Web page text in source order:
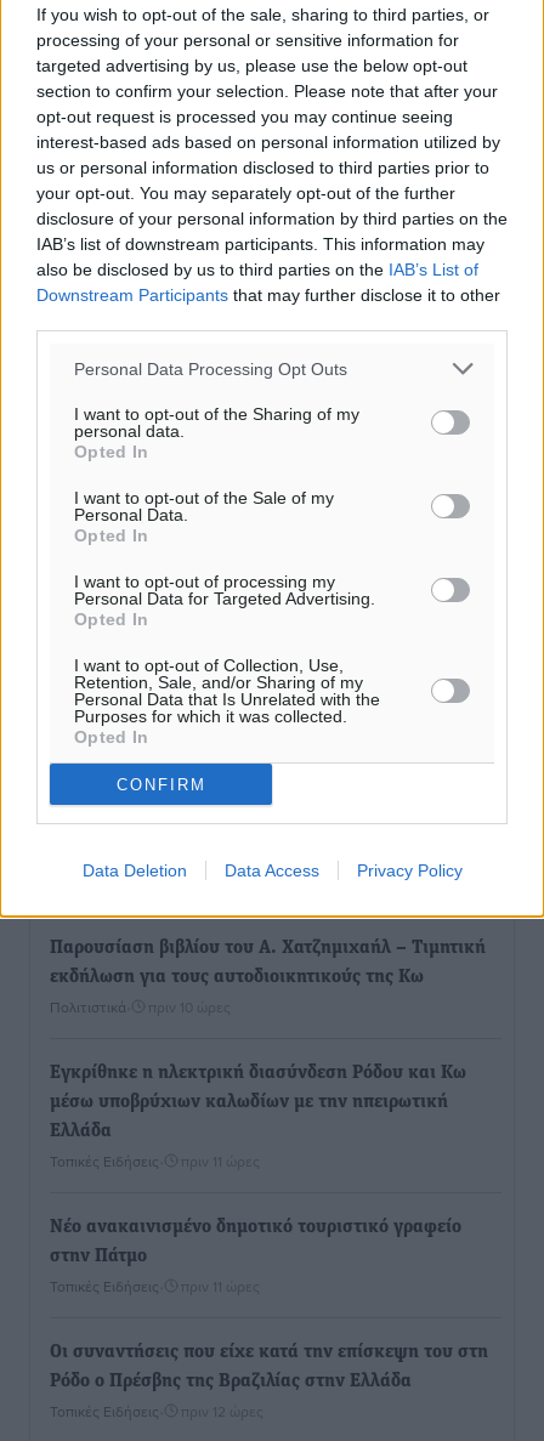
If you wish to opt-out of the sale, sharing to third parties, or
processing of your personal or sensitive information for
targeted advertising by us, please use the below opt-out
section to confirm your selection. Please note that after your
opt-out request is processed you may continue seeing
interest-based ads based on personal information utilized by
us or personal information disclosed to third parties prior to
your opt-out. You may separately opt-out of the further
disclosure of your personal information by third parties on the
IAB’s list of downstream participants. This information may
also be disclosed by us to third parties on the IAB’s List of
Downstream Participants that may further disclose it to other
Personal Data Processing Opt Outs
I want to opt-out of the Sharing of my
personal data.
Opted In
I want to opt-out of the Sale of my
Personal Data.
Opted In
I want to opt-out of processing my
Personal Data for Targeted Advertising.
Opted In
I want to opt-out of Collection, Use,
Retention, Sale, and/or Sharing of my
Personal Data that Is Unrelated with the
Purposes for which it was collected.
Opted In
CONFIRM
Data Deletion Data Access Privacy Policy
Η Meridiam ξεκλειδώνει τις έρευνες βυθού στη
Τοπικές Ειδήσεις• πριν 9 ώρες
Παρουσίαση βιβλίου του Α. Χατζημιχαήλ – Τιμητική
εκδήλωση για τους αυτοδιοικητικούς της Κω
Πολιτιστικά πριν 10 ώρες
Εγκρίθηκε η ηλεκτρική διασύνδεση Ρόδου και Κω
μέσω υποβρύχιων καλωδίων με την ηπειρωτική
Ελλάδα
Τοπικές Ειδήσεις πριν 11 ώρες
Νέο ανακαινισμένο δημοτικό τουριστικό γραφείο
στην Πάτμο
Τοπικές Ειδήσεις πριν 11 ώρες
Οι συναντήσεις που είχε κατά την επίσκεψη του στη
Ρόδο ο Πρέσβης της Βραζιλίας στην Ελλάδα
Τοπικές Ειδήσεις πριν 12 ώρες